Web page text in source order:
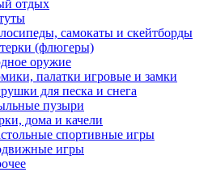
отдых
самокаты и скейтборды
(флюгеры)
оружие
палатки игровые и замки
для песка и снега
пузыри
дома и качели
спортивные игры
игры